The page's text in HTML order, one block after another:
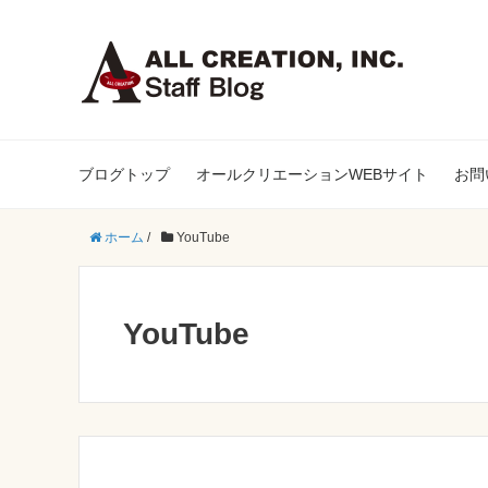
ブログトップ オールクリエーションWEBサイト お
ホーム / YouTube
YouTube